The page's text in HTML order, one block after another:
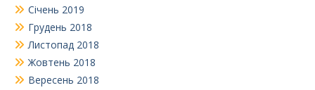
Січень 2019
Грудень 2018
Листопад 2018
Жовтень 2018
Вересень 2018